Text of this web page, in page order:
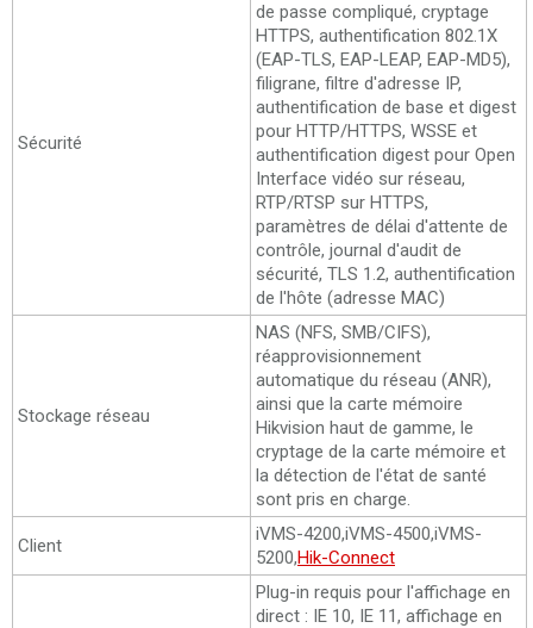
Sécurité
de passe compliqué, cryptage
HTTPS, authentification 802.1X
(EAP-TLS, EAP-LEAP, EAP-MD5),
filigrane, filtre d'adresse IP,
authentification de base et digest
pour HTTP/HTTPS, WSSE et
authentification digest pour Open
Interface vidéo sur réseau,
RTP/RTSP sur HTTPS,
paramètres de délai d'attente de
contrôle, journal d'audit de
sécurité, TLS 1.2, authentification
de l'hôte (adresse MAC)
Stockage réseau
NAS (NFS, SMB/CIFS),
réapprovisionnement
automatique du réseau (ANR),
ainsi que la carte mémoire
Hikvision haut de gamme, le
cryptage de la carte mémoire et
la détection de l'état de santé
sont pris en charge.
Client
iVMS-4200,iVMS-4500,iVMS-
5200,Hik-Connect
Plug-in requis pour l'affichage en
direct : IE 10, IE 11, affichage en